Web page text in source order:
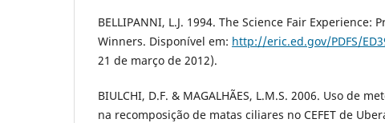
BELLIPANNI, L.J. 1994. The Science Fair Experience:
Winners. Disponível em: http://eric.ed.gov/PDFS/
21 de março de 2012).
BIULCHI, D.F. & MAGALHÃES, L.M.S. 2006. Uso de
na recomposição de matas ciliares no CEFET de